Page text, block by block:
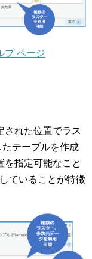
プ ページ
された位置でラス
テーブルを作成
を指定可能なこと
ていることが特徴